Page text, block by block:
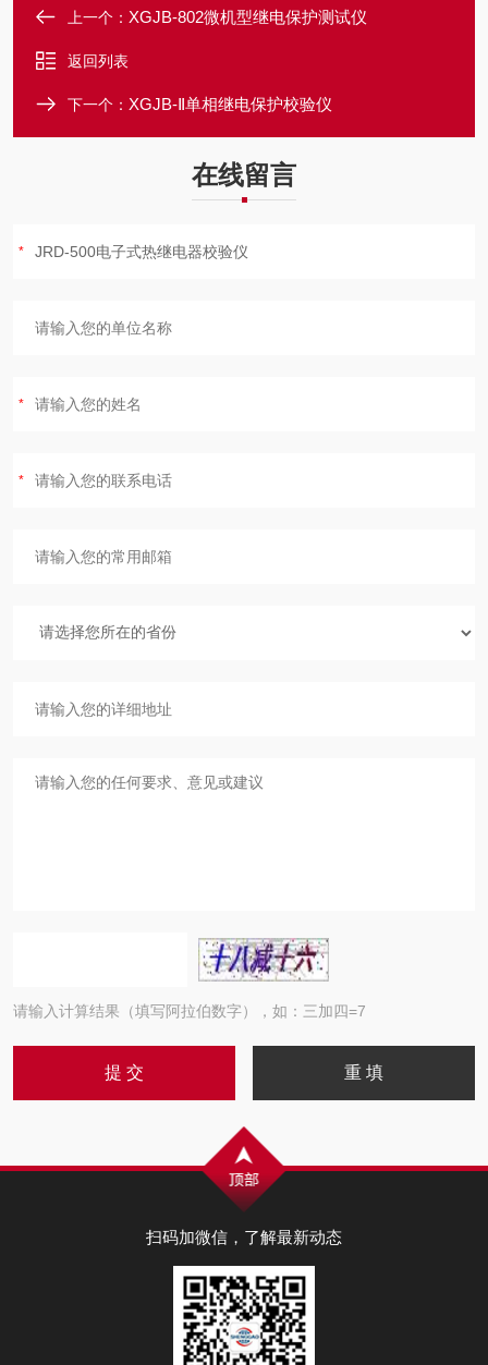
上一个： XGJB-802微机型继电保护测试仪
返回列表
下一个： XGJB-Ⅱ单相继电保护校验仪
在线留言
请输入计算结果（填写阿拉伯数字），如：三加四=7
扫码加微信，了解最新动态